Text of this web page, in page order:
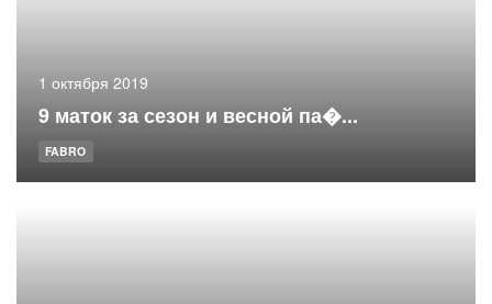
1 октября 2019
9 маток за сезон и весной па�...
FABRO